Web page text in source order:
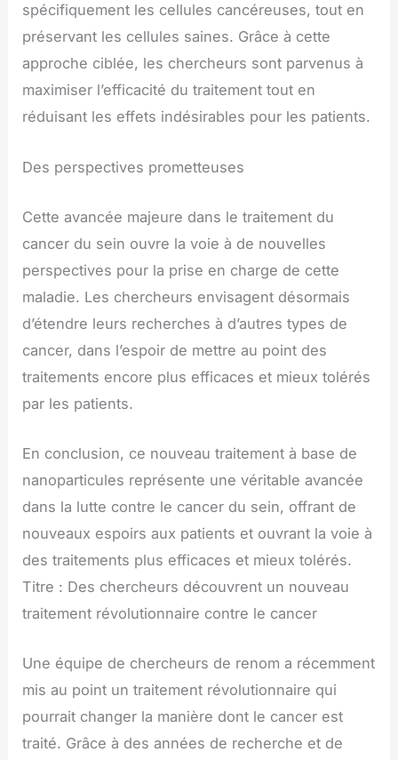
spécifiquement les cellules cancéreuses, tout en
préservant les cellules saines. Grâce à cette
approche ciblée, les chercheurs sont parvenus à
maximiser l’efficacité du traitement tout en
réduisant les effets indésirables pour les patients.
Des perspectives prometteuses
Cette avancée majeure dans le traitement du
cancer du sein ouvre la voie à de nouvelles
perspectives pour la prise en charge de cette
maladie. Les chercheurs envisagent désormais
d’étendre leurs recherches à d’autres types de
cancer, dans l’espoir de mettre au point des
traitements encore plus efficaces et mieux tolérés
par les patients.
En conclusion, ce nouveau traitement à base de
nanoparticules représente une véritable avancée
dans la lutte contre le cancer du sein, offrant de
nouveaux espoirs aux patients et ouvrant la voie à
des traitements plus efficaces et mieux tolérés.
Titre : Des chercheurs découvrent un nouveau
traitement révolutionnaire contre le cancer
Une équipe de chercheurs de renom a récemment
mis au point un traitement révolutionnaire qui
pourrait changer la manière dont le cancer est
traité. Grâce à des années de recherche et de